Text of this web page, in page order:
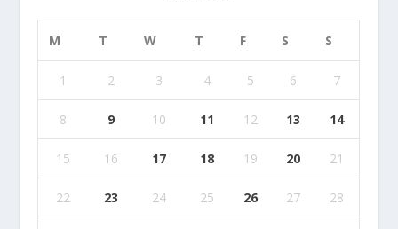
M T W T F S S
1 2 3 4 5 6 7
8 9 10 11 12 13 14
15 16 17 18 19 20 21
22 23 24 25 26 27 28